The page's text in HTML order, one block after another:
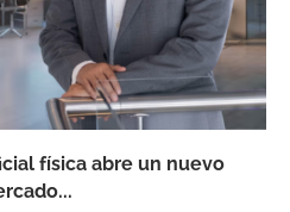
física abre un nuevo